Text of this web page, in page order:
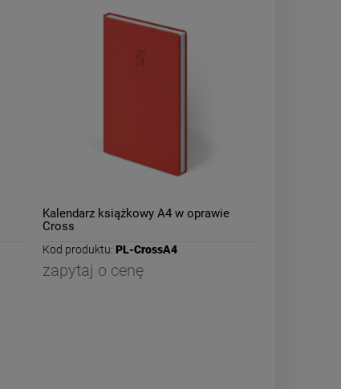
Kalendarz książkowy A4 w oprawie
Cross
Kod produktu: PL-CrossA4
zapytaj o cenę